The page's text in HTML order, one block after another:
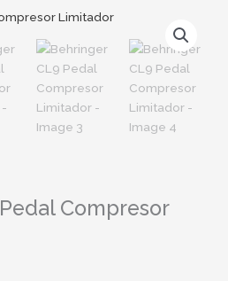
Compresor